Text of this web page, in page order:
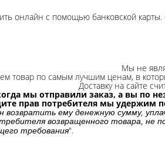
онлайн с помощью банковской
Мы не
товар по самым лучшим ценам, в
Доставку на сайте
мы отправили заказ, а вы по
прав потребителя мы удержим
возвратить ему денежную сумму,
возвращенного товара, не
требования".